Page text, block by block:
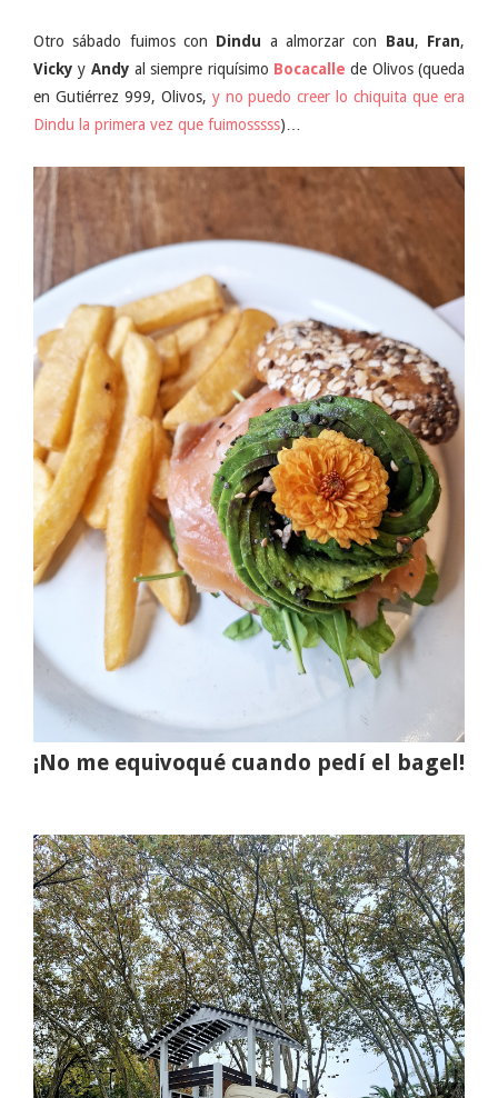
Otro sábado fuimos con Dindu a almorzar con Bau, Fran,
Vicky y Andy al siempre riquísimo Bocacalle de Olivos (queda
en Gutiérrez 999, Olivos, y no puedo creer lo chiquita que era
Dindu la primera vez que fuimosssss)…
¡No me equivoqué cuando pedí el bagel!